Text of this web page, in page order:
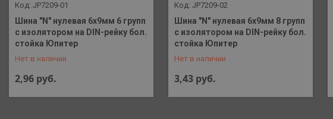
JP7209-01
Шина "N" нулевая 6х9мм 6 групп
c изолятором на DIN-рейку бол.
стойка Юпитер
Нет в наличии
2,96 руб.
+375 (29) 648-41-90
JP7209-02
Шина "N" нулевая 6х9мм 8 групп
c изолятором на DIN-рейку бол.
стойка Юпитер
Нет в наличии
3,43 руб.
+375 (29) 648-41-90